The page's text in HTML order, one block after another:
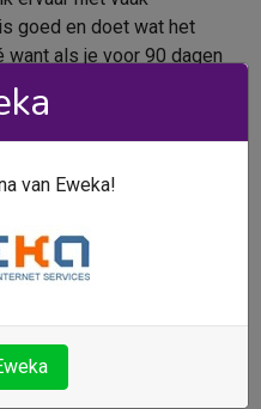
goed en doet wat het
als je voor 90 dagen
moment 7,50 per maand)
je de hogere 100Mbit.
goed t.o.v. andere 100
Enig minpuntje wordt
naar minimaal 200 mbit.
problemen....maar upload is
s
van Eweka!